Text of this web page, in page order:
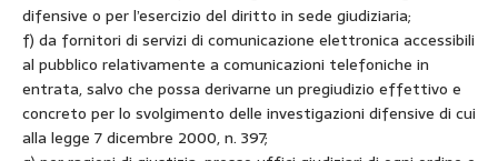
difensive o per l’esercizio del diritto in sede giudiziaria;
f) da fornitori di servizi di comunicazione elettronica accessibili
al pubblico relativamente a comunicazioni telefoniche in
entrata, salvo che possa derivarne un pregiudizio effettivo e
concreto per lo svolgimento delle investigazioni difensive di cui
alla legge 7 dicembre 2000, n. 397;